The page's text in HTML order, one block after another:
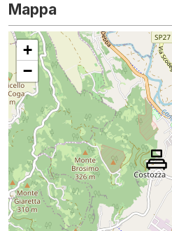
Mappa
+
−